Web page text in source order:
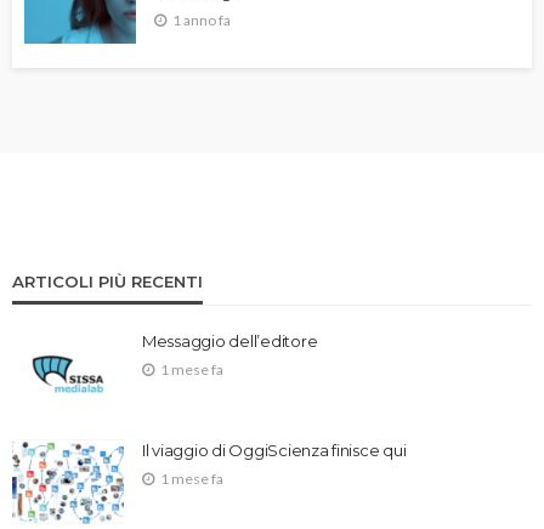
1 anno fa
ARTICOLI PIÙ RECENTI
Messaggio dell’editore
1 mese fa
Il viaggio di OggiScienza finisce qui
1 mese fa